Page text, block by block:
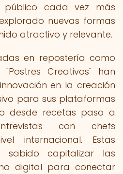
cada vez más
nuevas formas
atractivo y relevante.
en repostería como
"Postres Creativos" han
en la creación
para sus plataformas
desde recetas paso a
con chefs
internacional. Estas
sabido capitalizar las
digital para conectar